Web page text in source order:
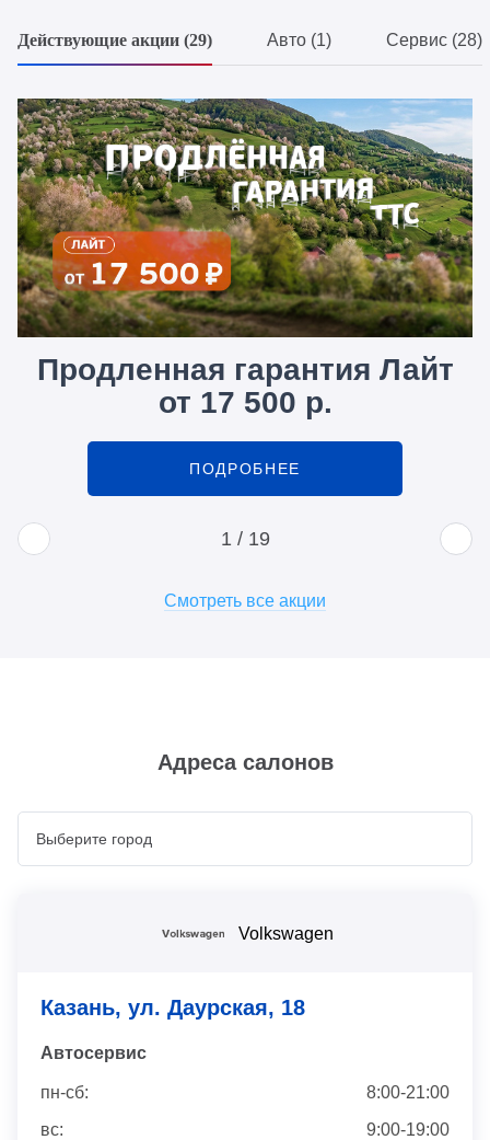
Действующие акции (29) Авто (1) Сервис (28)
Продленная гарантия Лайт
от 17 500 р.
ПОДРОБНЕЕ
1 / 19
Смотреть все акции
Адреса салонов
Volkswagen
Казань, ул. Даурская, 18
Автосервис
пн-сб:
8:00-21:00
вс:
9:00-19:00